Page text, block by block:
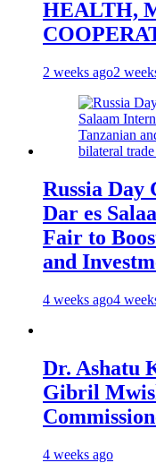
HEALTH,
2 weeks ago2
Russia Day
Dar es
Fair to
and
4 weeks ago4
Dr. Ashatu
Gibril
4 weeks ago